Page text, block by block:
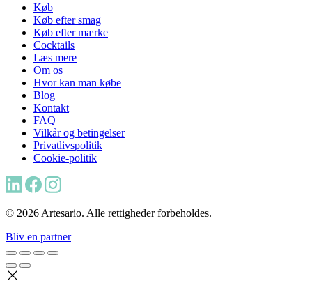
Køb
Køb efter smag
Køb efter mærke
Cocktails
Læs mere
Om os
Hvor kan man købe
Blog
Kontakt
FAQ
Vilkår og betingelser
Privatlivspolitik
Cookie-politik
© 2026 Artesario. Alle rettigheder forbeholdes.
Bliv en partner